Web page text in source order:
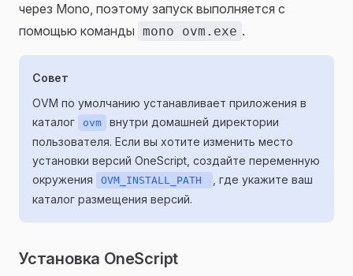
через Mono, поэтому запуск выполняется с
помощью команды mono ovm.exe .
Совет
OVM по умолчанию устанавливает приложения в
каталог
ovm
внутри домашней директории
пользователя. Если вы хотите изменить место
установки версий OneScript, создайте переменную
окружения
OVM_INSTALL_PATH
, где укажите ваш
каталог размещения версий.
Установка OneScript